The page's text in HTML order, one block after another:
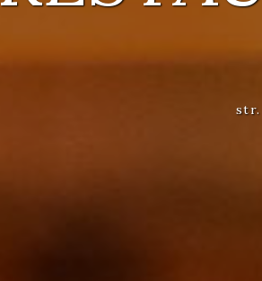
str.
str.